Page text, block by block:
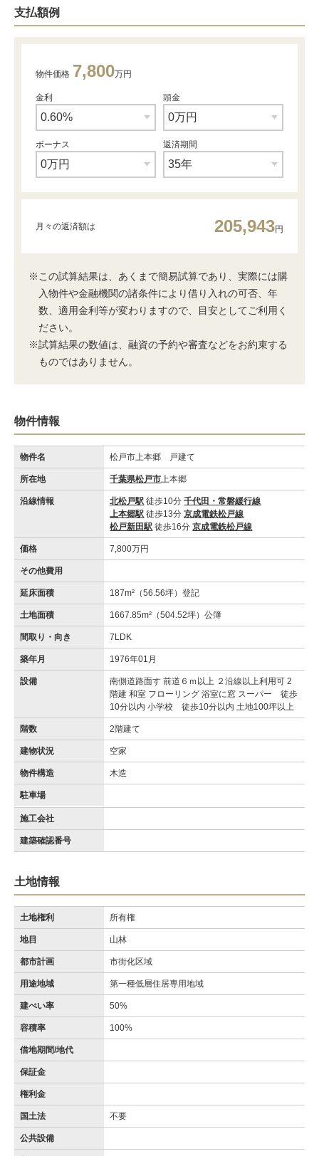
支払額例
物件価格 7,800万円
金利 頭金
ボーナス 返済期間
月々の返済額は 205,943円
※この試算結果は、あくまで簡易試算であり、実際には購
入物件や金融機関の諸条件により借り入れの可否、年
数、適用金利等が変わりますので、目安としてご利用く
ださい。
※試算結果の数値は、融資の予約や審査などをお約束する
ものではありません。
物件情報
物件名 松戸市上本郷 戸建て
所在地 千葉県松戸市上本郷
沿線情報 北松戸駅 徒歩10分千代田・常磐緩行線
上本郷駅 徒歩13分京成電鉄松戸線
松戸新田駅 徒歩16分京成電鉄松戸線
価格 7,800万円
その他費用
延床面積 187m²（56.56坪）登記
土地面積 1667.85m²（504.52坪）公簿
間取り・向き 7LDK
築年月 1976年01月
設備
南側道路面す 前道６ｍ以上 ２沿線以上利用可 2
階建 和室 フローリング 浴室に窓 スーパー 徒歩
10分以内 小学校 徒歩10分以内 土地100坪以上
階数 2階建て
建物状況 空家
物件構造 木造
駐車場
施工会社
建築確認番号
土地情報
土地権利 所有権
地目 山林
都市計画 市街化区域
用途地域 第一種低層住居専用地域
建ぺい率 50%
容積率 100%
借地期間/地代
保証金
権利金
国土法 不要
公共設備